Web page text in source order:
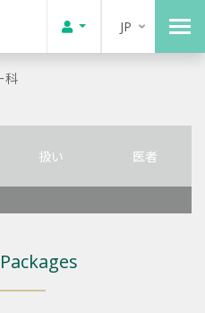
JP
科
扱い 医者